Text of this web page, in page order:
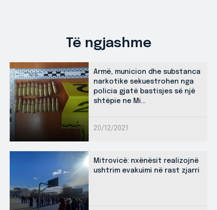
Të ngjashme
Armë, municion dhe substanca
narkotike sekuestrohen nga
policia gjatë bastisjes së një
shtëpie ne Mi...
20/12/2021
Mitrovicë: nxënësit realizojnë
ushtrim evakuimi në rast zjarri